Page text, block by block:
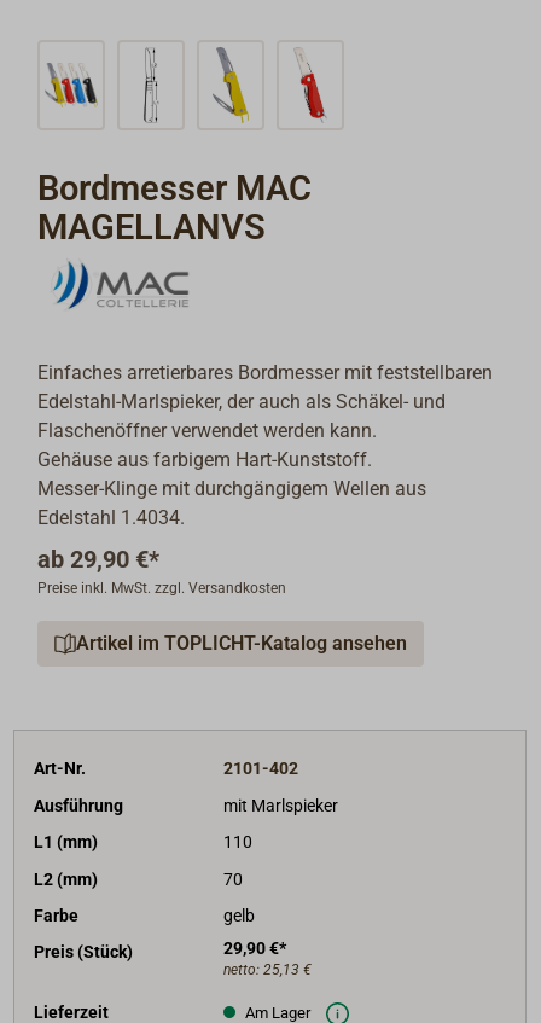
Bordmesser MAC
MAGELLANVS
Einfaches arretierbares Bordmesser mit feststellbaren
Edelstahl-Marlspieker, der auch als Schäkel- und
Flaschenöffner verwendet werden kann.
Gehäuse aus farbigem Hart-Kunststoff.
Messer-Klinge mit durchgängigem Wellen aus
Edelstahl 1.4034.
ab 29,90 €*
Preise inkl. MwSt. zzgl. Versandkosten
Artikel im TOPLICHT-Katalog ansehen
Art-Nr.
2101-402
Ausführung
mit Marlspieker
L1 (mm)
110
L2 (mm)
70
Farbe
gelb
Preis (Stück)
29,90 €*
netto: 25,13 €
Lieferzeit Am Lager